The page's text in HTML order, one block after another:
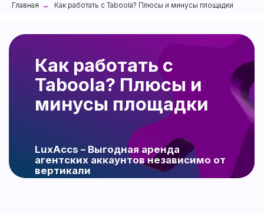
Главная → Как работать с Taboola? Плюсы и минусы площадки
LuxAccs – Выгодная aренда
агентских аккаунтов независимо от
вертикали
Taboola? Плюсы и